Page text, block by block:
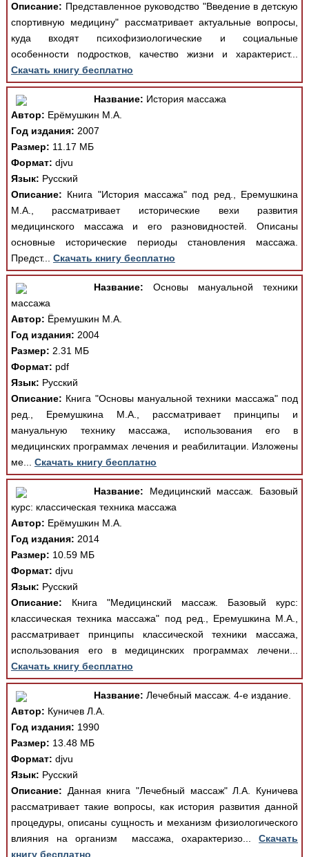
Описание: Представленное руководство "Введение в детскую
спортивную медицину" рассматривает актуальные вопросы,
куда входят психофизиологические и социальные
особенности подростков, качество жизни и характерист...
Скачать книгу бесплатно
Название: История массажа
Автор: Ерёмушкин М.А.
Год издания: 2007
Размер: 11.17 МБ
Формат: djvu
Язык: Русский
Описание: Книга "История массажа" под ред., Еремушкина
М.А., рассматривает исторические вехи развития
медицинского массажа и его разновидностей. Описаны
основные исторические периоды становления массажа.
Предст... Скачать книгу бесплатно
Название: Основы мануальной техники
массажа
Автор: Ёремушкин М.А.
Год издания: 2004
Размер: 2.31 МБ
Формат: pdf
Язык: Русский
Описание: Книга "Основы мануальной техники массажа" под
ред., Еремушкина М.А., рассматривает принципы и
мануальную технику массажа, использования его в
медицинских программах лечения и реабилитации. Изложены
ме... Скачать книгу бесплатно
Название: Медицинский массаж. Базовый
курс: классическая техника массажа
Автор: Ерёмушкин М.А.
Год издания: 2014
Размер: 10.59 МБ
Формат: djvu
Язык: Русский
Описание: Книга "Медицинский массаж. Базовый курс:
классическая техника массажа" под ред., Еремушкина М.А.,
рассматривает принципы классической техники массажа,
использования его в медицинских программах лечени...
Скачать книгу бесплатно
Название: Лечебный массаж. 4-е издание.
Автор: Куничев Л.А.
Год издания: 1990
Размер: 13.48 МБ
Формат: djvu
Язык: Русский
Описание: Данная книга "Лечебный массаж" Л.А. Куничева
рассматривает такие вопросы, как история развития данной
процедуры, описаны сущность и механизм физиологического
влияния на организм массажа, охарактеризо...Скачать
книгу бесплатно